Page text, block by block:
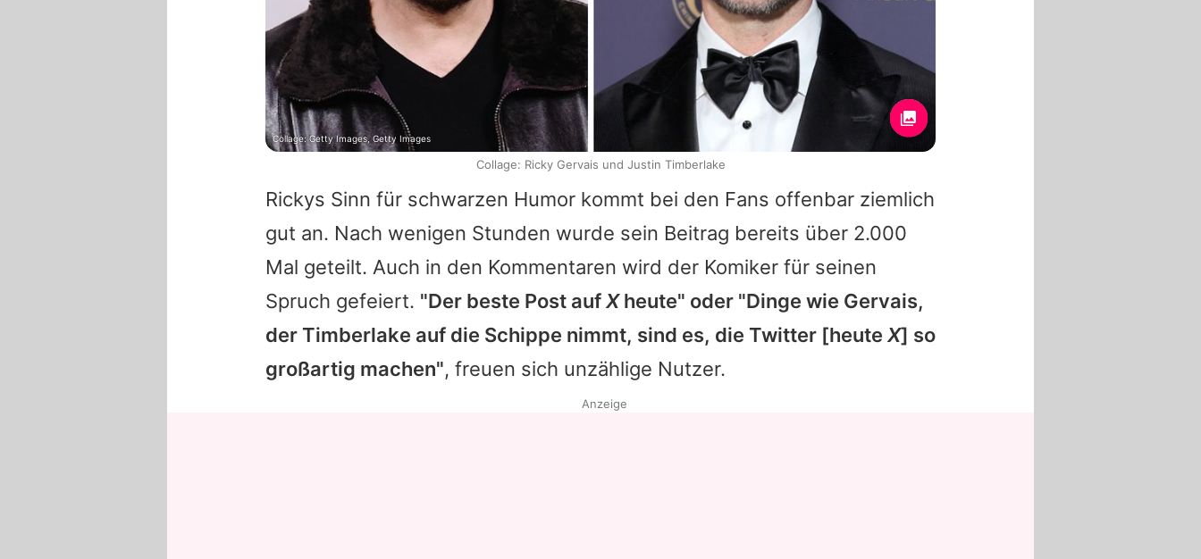
Rickys Sinn für schwarzen Humor kommt bei den Fans offenbar ziemlich
gut an. Nach wenigen Stunden wurde sein Beitrag bereits über 2.000
Mal geteilt. Auch in den Kommentaren wird der Komiker für seinen
Spruch gefeiert. "Der beste Post aufXheute" oder "Dinge wie Gervais,
der Timberlake auf die Schippe nimmt, sind es, die Twitter [heute X] so
großartig machen", freuen sich unzählige Nutzer.
Collage: Getty Images, Getty Images
Collage: Ricky Gervais und Justin Timberlake
Anzeige